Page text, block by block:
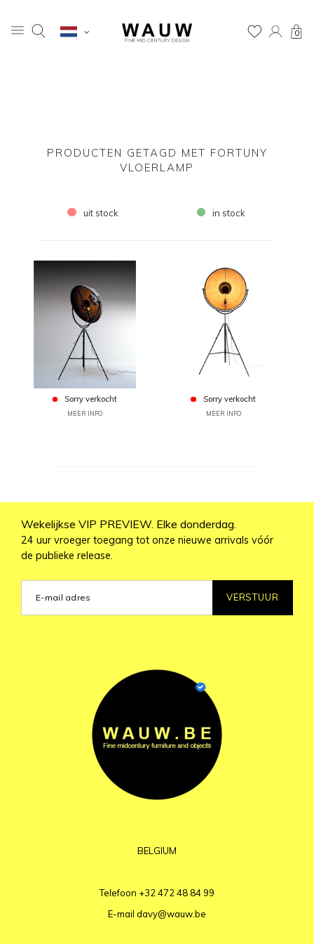
0
PRODUCTEN GETAGD MET FORTUNY
VLOERLAMP
uit stock in stock
Sorry verkocht
MEER INFO
Sorry verkocht
MEER INFO
Wekelijkse VIP PREVIEW. Elke donderdag.
24 uur vroeger toegang tot onze nieuwe arrivals vóór
de publieke release.
VERSTUUR
BELGIUM
Telefoon +32 472 48 84 99
E-mail davy@wauw.be